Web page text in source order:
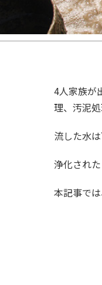
4人家族が
理、汚泥
流した水
浄化され
本記事で